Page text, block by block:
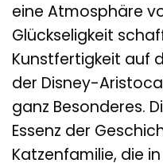
eine Atmosphäre
Glückseligkeit
Kunstfertigkeit auf
der Disney-
ganz Besonderes.
Essenz der
Katzenfamilie, die